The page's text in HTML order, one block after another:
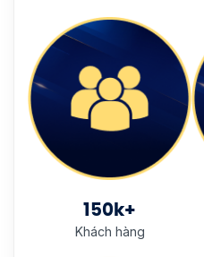
150k+
Khách hàng